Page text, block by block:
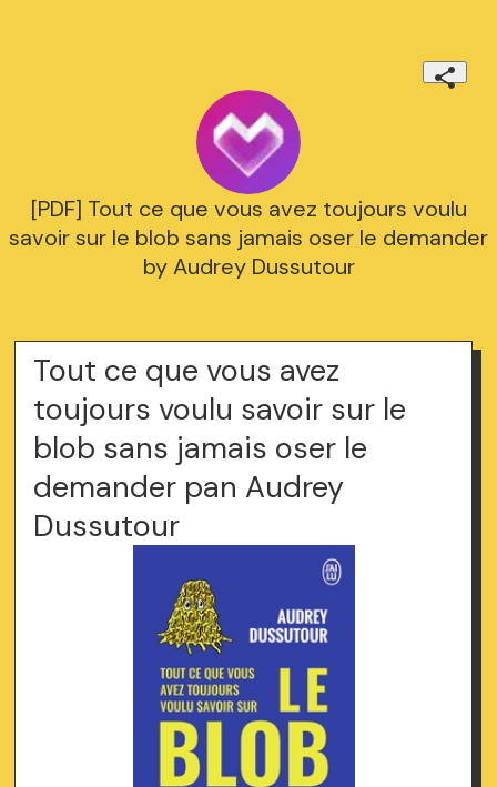
[PDF] Tout ce que vous avez toujours voulu
savoir sur le blob sans jamais oser le demander
by Audrey Dussutour
Tout ce que vous avez
toujours voulu savoir sur le
blob sans jamais oser le
demander pan Audrey
Dussutour